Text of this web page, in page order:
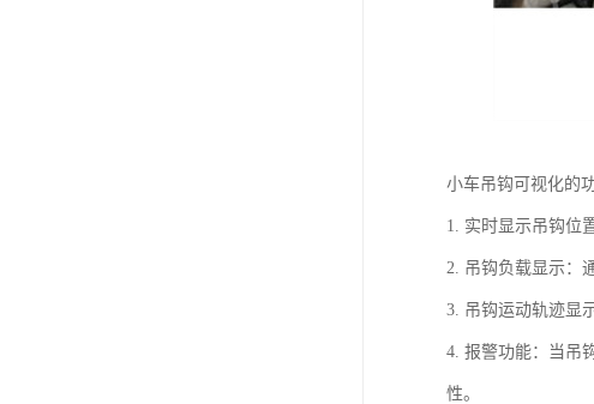
小车吊钩可视化的
1. 实时显示吊钩位
2. 吊钩负载显示：
3. 吊钩运动轨迹显
4. 报警功能：当吊
性。